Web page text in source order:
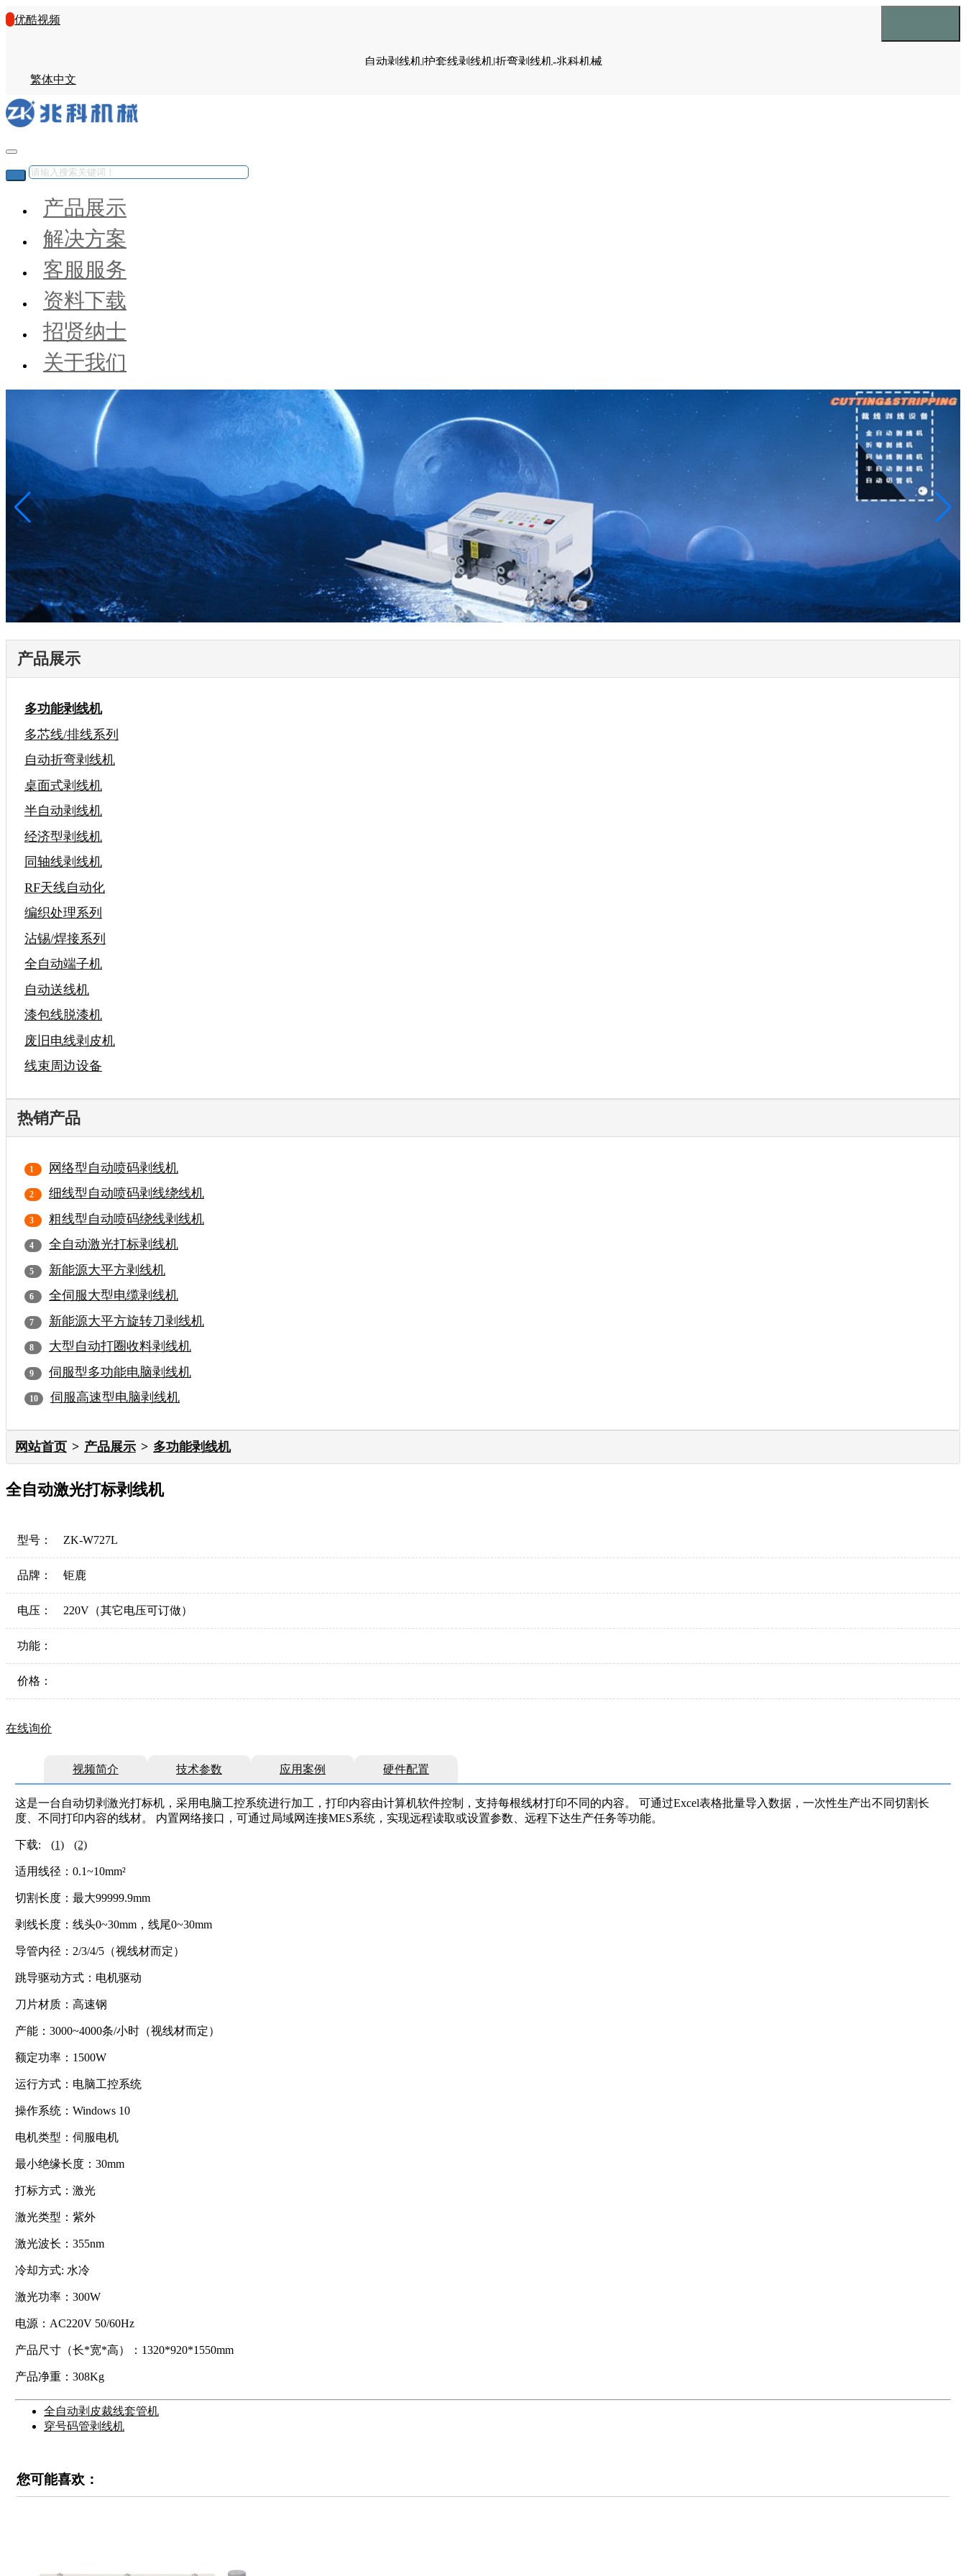
优酷视频
自动剥线机|护套线剥线机|折弯剥线机-兆科机械
繁体中文
产品展示
解决方案
客服服务
资料下载
招贤纳士
关于我们
产品展示
多功能剥线机
多芯线/排线系列
自动折弯剥线机
桌面式剥线机
半自动剥线机
经济型剥线机
同轴线剥线机
RF天线自动化
编织处理系列
沾锡/焊接系列
全自动端子机
自动送线机
漆包线脱漆机
废旧电线剥皮机
线束周边设备
热销产品
网络型自动喷码剥线机
细线型自动喷码剥线绕线机
粗线型自动喷码绕线剥线机
全自动激光打标剥线机
新能源大平方剥线机
全伺服大型电缆剥线机
新能源大平方旋转刀剥线机
大型自动打圈收料剥线机
伺服型多功能电脑剥线机
伺服高速型电脑剥线机
网站首页 产品展示 多功能剥线机
全自动激光打标剥线机
型号： ZK-W727L
品牌： 钜鹿
电压： 220V（其它电压可订做）
功能：
价格：
在线询价
视频简介 技术参数 应用案例 硬件配置
这是一台自动切剥激光打标机，采用电脑工控系统进行加工，打印内容由计算机软件控制，支持每根线材打印不同的内容。 可通过Excel表格批量导入数据，一次性生产出不同切割长
度、不同打印内容的线材。 内置网络接口，可通过局域网连接MES系统，实现远程读取或设置参数、远程下达生产任务等功能。
下载: (1) (2)
适用线径：0.1~10mm²
切割长度：最大99999.9mm
剥线长度：线头0~30mm，线尾0~30mm
导管内径：2/3/4/5（视线材而定）
跳导驱动方式：电机驱动
刀片材质：高速钢
产能：3000~4000条/小时（视线材而定）
额定功率：1500W
运行方式：电脑工控系统
操作系统：Windows 10
电机类型：伺服电机
最小绝缘长度：30mm
打标方式：激光
激光类型：紫外
激光波长：355nm
冷却方式: 水冷
激光功率：300W
电源：AC220V 50/60Hz
产品尺寸（长*宽*高）：1320*920*1550mm
产品净重：308Kg
全自动剥皮裁线套管机
穿号码管剥线机
您可能喜欢：